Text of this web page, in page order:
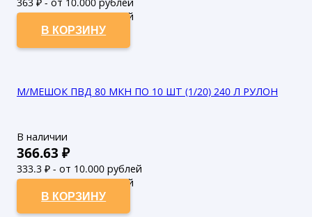
330₽ - от 50.000 рублей
В КОРЗИНУ
М/МЕШОК ПВД 80 МКН ПО 10 ШТ (1/20) 240 Л РУЛОН
В наличии
366.63 ₽
333.3 ₽ - от 10.000 рублей
303₽ - от 50.000 рублей
В КОРЗИНУ